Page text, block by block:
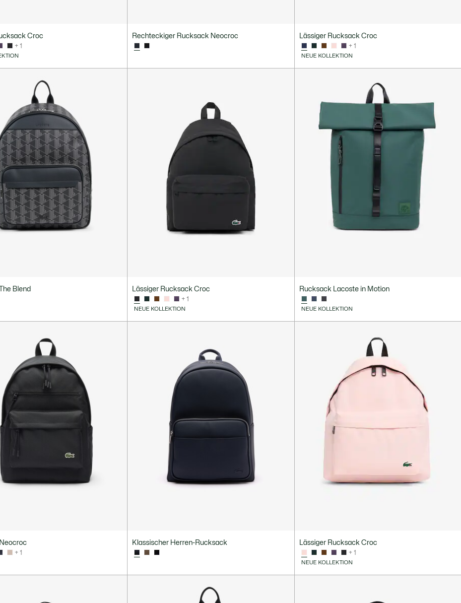
Croc
+ 1
Rechteckiger Rucksack Neocroc Lässiger Rucksack Croc
+ 1
NEUE KOLLEKTION
Blend Lässiger Rucksack Croc
+ 1
NEUE KOLLEKTION
Rucksack Lacoste in Motion
NEUE KOLLEKTION
+ 1
Klassischer Herren-Rucksack Lässiger Rucksack Croc
+ 1
NEUE KOLLEKTION